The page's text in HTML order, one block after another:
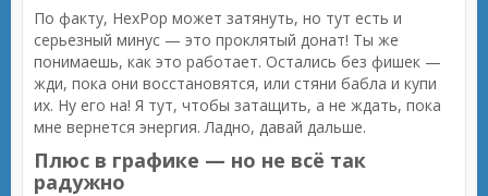
По факту, HexPop может затянуть, но тут есть и
серьезный минус — это проклятый донат! Ты же
понимаешь, как это работает. Остались без фишек —
жди, пока они восстановятся, или стяни бабла и купи
их. Ну его на! Я тут, чтобы затащить, а не ждать, пока
мне вернется энергия. Ладно, давай дальше.
Плюс в графике — но не всё так
радужно